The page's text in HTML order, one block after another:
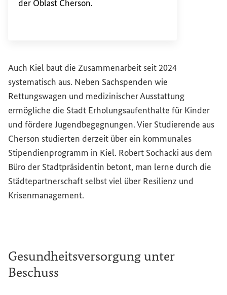
der Oblast Cherson.
Auch Kiel baut die Zusammenarbeit seit 2024
systematisch aus. Neben Sachspenden wie
Rettungswagen und medizinischer Ausstattung
ermögliche die Stadt Erholungsaufenthalte für Kinder
und fördere Jugendbegegnungen. Vier Studierende aus
Cherson studierten derzeit über ein kommunales
Stipendienprogramm in Kiel. Robert Sochacki aus dem
Büro der Stadtpräsidentin betont, man lerne durch die
Städtepartnerschaft selbst viel über Resilienz und
Krisenmanagement.
Gesundheitsversorgung unter
Beschuss